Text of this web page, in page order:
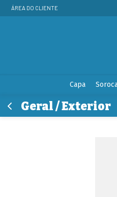
ÁREA DO CLIENTE
Capa
Geral / Exterior